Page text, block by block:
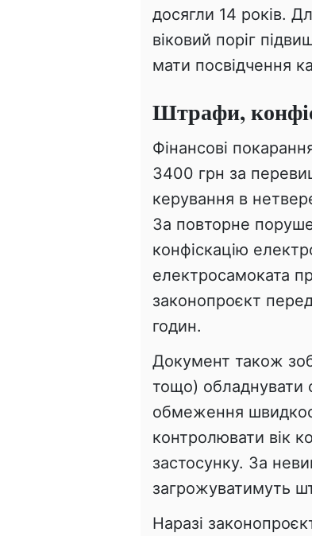
досягли 14 років.
віковий поріг
мати посвідчення
Штрафи,
Фінансові
3400 грн за
керування в
За повторне
конфіскацію
електросамоката
законопроєкт
годин.
Документ також
тощо) обладнувати
обмеження
контролювати вік
застосунку. За
загрожуватимуть
Наразі